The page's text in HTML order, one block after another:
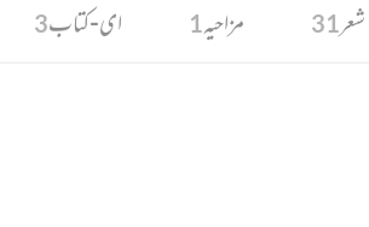
شعر31 مزاحیہ1 ای-کتاب3